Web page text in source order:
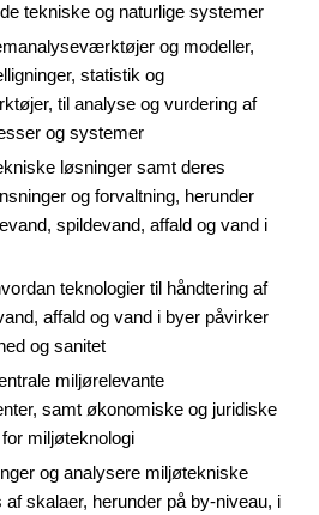
tekniske og naturlige systemer
og modeller,
statistik og
til analyse og vurdering af
og systemer
løsninger samt deres
og forvaltning, herunder
spildevand, affald og vand i
teknologier til håndtering af
affald og vand i byer påvirker
og sanitet
miljørelevante
samt økonomiske og juridiske
miljøteknologi
og analysere miljøtekniske
skalaer, herunder på by-niveau, i